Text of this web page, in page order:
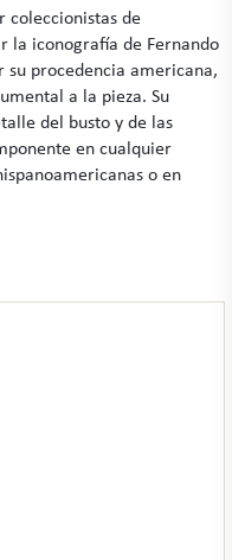
coleccionistas de
la iconografía de Fernando
su procedencia americana,
a la pieza. Su
del busto y de las
en cualquier
o en